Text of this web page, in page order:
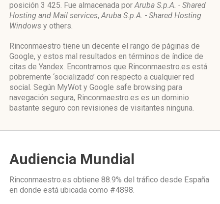
posición 3 425. Fue almacenada porAruba S.p.A. - Shared
Hosting and Mail services,Aruba S.p.A. - Shared Hosting
Windows y others.
Rinconmaestro tiene un decente el rango de páginas de
Google, y estos mal resultados en términos de índice de
citas de Yandex. Encontramos que Rinconmaestro.es está
pobremente ‘socializado’ con respecto a cualquier red
social. Según MyWot y Google safe browsing para
navegación segura, Rinconmaestro.es es un dominio
bastante seguro con revisiones de visitantes ninguna.
Audiencia Mundial
Rinconmaestro.es obtiene 88.9% del tráfico desde España
en donde está ubicada como #4898.